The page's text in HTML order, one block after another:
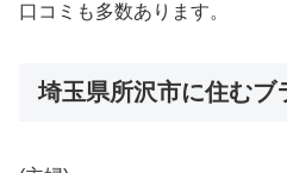
口コミも多数あります。
埼玉県所沢市に住むブ